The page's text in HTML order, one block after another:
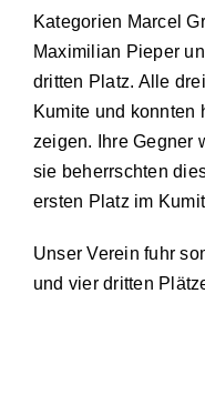
Kategorien Marcel
Maximilian Pieper
dritten Platz. Alle
Kumite und konnten
zeigen. Ihre Gegner
sie beherrschten
ersten Platz im
Unser Verein fuhr
und vier dritten